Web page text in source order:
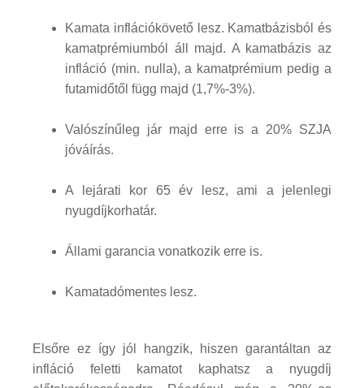
Kamata inflációkövető lesz. Kamatbázisból és
kamatprémiumból áll majd. A kamatbázis az
infláció (min. nulla), a kamatprémium pedig a
futamidőtől függ majd (1,7%-3%).
Valószínűleg jár majd erre is a 20% SZJA
jóváírás.
A lejárati kor 65 év lesz, ami a jelenlegi
nyugdíjkorhatár.
Állami garancia vonatkozik erre is.
Kamatadómentes lesz.
Elsőre ez így jól hangzik, hiszen garantáltan az
infláció feletti kamatot kaphatsz a nyugdíj